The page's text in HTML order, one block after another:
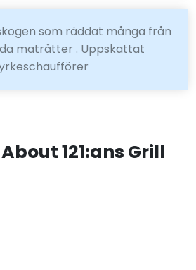
som räddat många från
maträtter . Uppskattat
121:ans Grill